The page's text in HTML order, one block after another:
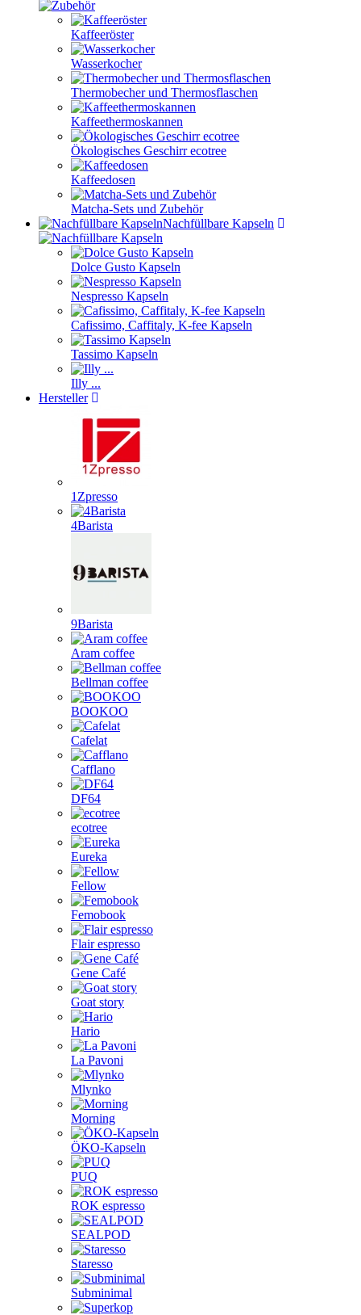
Kaffeeröster
Wasserkocher
Thermobecher und Thermosflaschen
Kaffeethermoskannen
Ökologisches Geschirr ecotree
Kaffeedosen
Matcha-Sets und Zubehör
Nachfüllbare Kapseln
Dolce Gusto Kapseln
Nespresso Kapseln
Cafissimo, Caffitaly, K-fee Kapseln
Tassimo Kapseln
Illy ...
Hersteller
1Zpresso
4Barista
9Barista
Aram coffee
Bellman coffee
BOOKOO
Cafelat
Cafflano
DF64
ecotree
Eureka
Fellow
Femobook
Flair espresso
Gene Café
Goat story
Hario
La Pavoni
Mlynko
Morning
ÖKO-Kapseln
PUQ
ROK espresso
SEALPOD
Staresso
Subminimal